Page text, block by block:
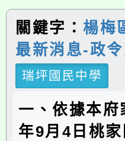
關鍵字： 楊梅
最新消息-政
瑞坪國民中學
一、依據本
年9月4日桃